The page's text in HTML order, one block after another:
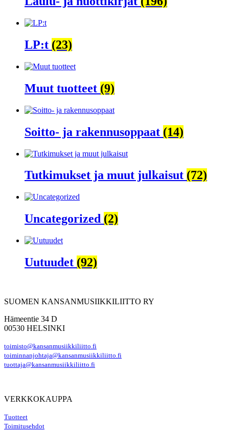
LP:t (23)
Muut tuotteet (9)
Soitto- ja rakennusoppaat (14)
Tutkimukset ja muut julkaisut (72)
Uncategorized (2)
Uutuudet (92)
SUOMEN KANSANMUSIIKKILIITTO RY
Hämeentie 34 D
00530 HELSINKI
toimisto@kansanmusiikkiliitto.fi
toiminnanjohtaja@kansanmusiikkiliitto.fi
tuottaja@kansanmusiikkiliitto.fi
VERKKOKAUPPA
Tuotteet
Toimitusehdot